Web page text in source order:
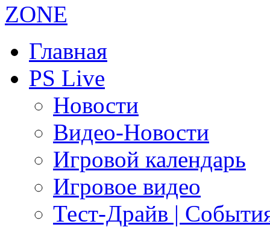
Главная
PS Live
Новости
Видео-Новости
Игровой календарь
Игровое видео
Тест-Драйв |